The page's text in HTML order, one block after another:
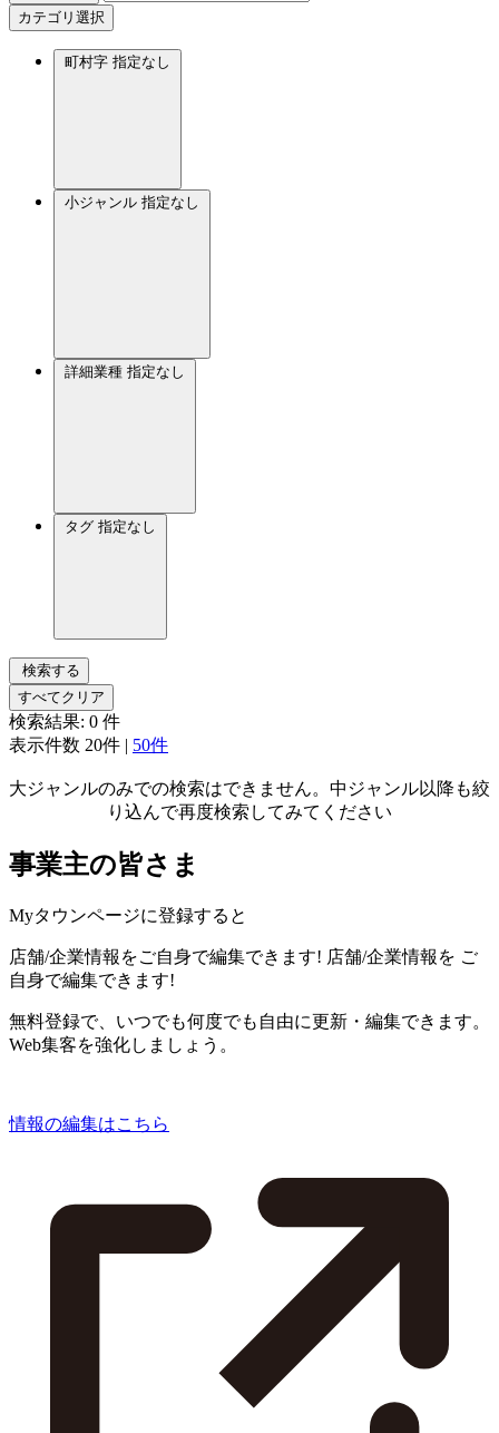
カテゴリ選択
町村字 指定なし
小ジャンル 指定なし
詳細業種 指定なし
タグ 指定なし
検索する
すべてクリア
検索結果: 0 件
表示件数 20件 | 50件
大ジャンルのみでの検索はできません。中ジャンル以降も絞
り込んで再度検索してみてください
事業主の皆さま
Myタウンページに登録すると
店舗/企業情報をご自身で編集できます! 店舗/企業情報を ご
自身で編集できます!
無料登録で、いつでも何度でも自由に更新・編集できます。
Web集客を強化しましょう。
情報の編集はこちら